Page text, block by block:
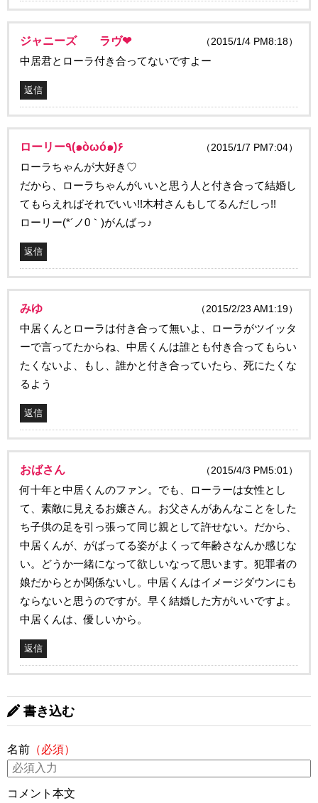
ジャニーズ ラヴ❤ （2015/1/4 PM8:18）
中居君とローラ付き合ってないですよー
返信
ローリー٩(๑òωó๑)۶ （2015/1/7 PM7:04）
ローラちゃんが大好き♡
だから、ローラちゃんがいいと思う人と付き合って結婚し
てもらえればそれでいい!!木村さんもしてるんだしっ!!
ローリー(*´ノ0｀)がんばっ♪
返信
みゆ （2015/2/23 AM1:19）
中居くんとローラは付き合って無いよ、ローラがツイッタ
ーで言ってたからね、中居くんは誰とも付き合ってもらい
たくないよ、もし、誰かと付き合っていたら、死にたくな
るよう
返信
おばさん （2015/4/3 PM5:01）
何十年と中居くんのファン。でも、ローラーは女性とし
て、素敵に見えるお嬢さん。お父さんがあんなことをした
ち子供の足を引っ張って同じ親として許せない。だから、
中居くんが、がばってる姿がよくって年齢さなんか感じな
い。どうか一緒になって欲しいなって思います。犯罪者の
娘だからとか関係ないし。中居くんはイメージダウンにも
ならないと思うのですが。早く結婚した方がいいですよ。
中居くんは、優しいから。
返信
書き込む
名前 （必須）
コメント本文